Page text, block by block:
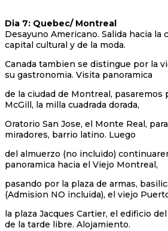
Dia 7: Quebec/ Montreal
Desayuno Americano. Salida hacia la
capital cultural y de la moda.
Canada tambien se distingue por la
su gastronomia. Visita panoramica
de la ciudad de Montreal, pasaremos
McGill, la milla cuadrada dorada,
Oratorio San Jose, el Monte Real,
miradores, barrio latino. Luego
del almuerzo (no incluido)
panoramica hacia el Viejo Montreal,
pasando por la plaza de armas,
(Admision NO incluida), el viejo
la plaza Jacques Cartier, el edificio
de la tarde libre. Alojamiento.